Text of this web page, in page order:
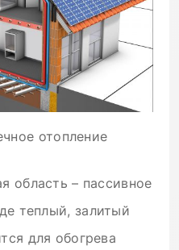
отопление
область – пассивное
теплый, залитый
для обогрева